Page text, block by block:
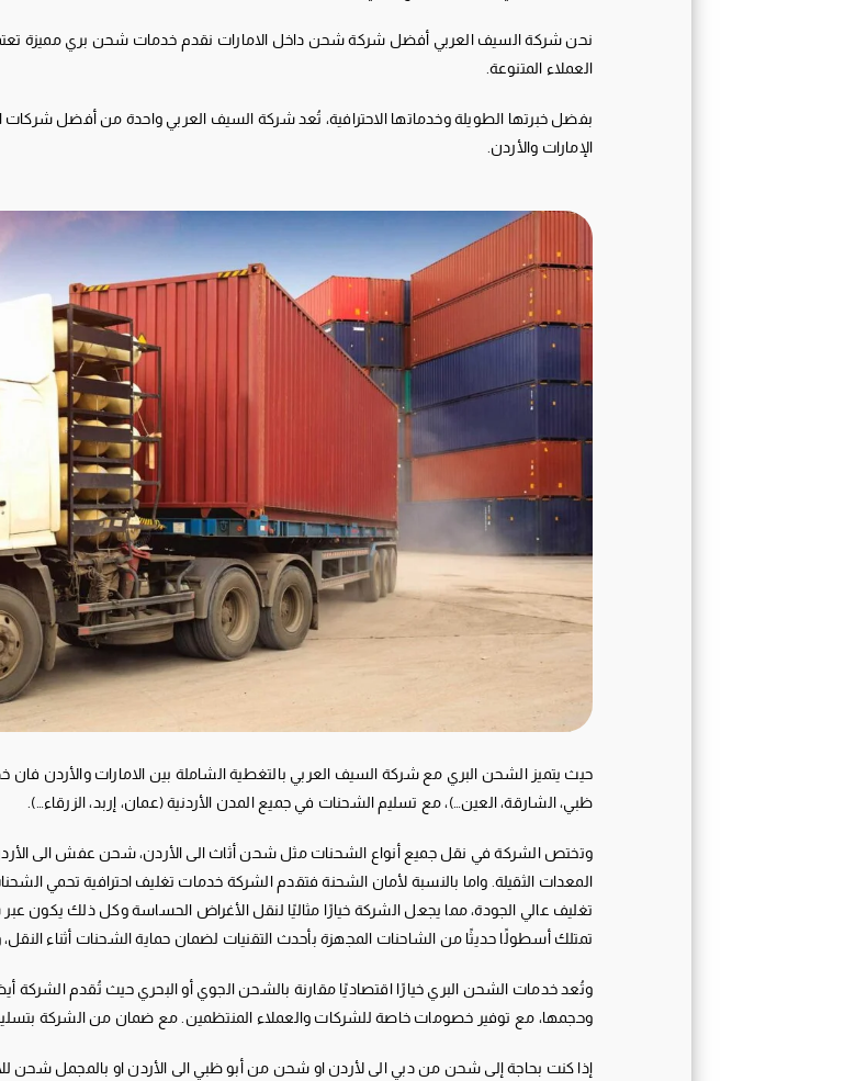
نحن شركة السيف العربي أفضل شركة شحن داخل الامارات نقدم خدمات شحن بري مميزة تعتمد على
العملاء المتنوعة.
بفضل خبرتها الطويلة وخدماتها الاحترافية، تُعد شركة السيف العربي واحدة من أفضل
الإمارات والأردن.
حيث يتميز الشحن البري مع شركة السيف العربي بالتغطية الشاملة بين الامارات والأردن
ظبي، الشارقة، العين…)، مع تسليم الشحنات في جميع المدن الأردنية (عمان، إربد، الزرقاء…).
وتختص الشركة في نقل جميع أنواع الشحنات مثل شحن أثاث الى الأردن، شحن عفش الى الأردن
المعدات الثقيلة. واما بالنسبة لأمان الشحنة فتقدم الشركة خدمات تغليف احترافية تحمي
تغليف عالي الجودة، مما يجعل الشركة خيارًا مثاليًا لنقل الأغراض الحساسة وكل ذلك يكون
تمتلك أسطولًا حديثًا من الشاحنات المجهزة بأحدث التقنيات لضمان حماية الشحنات أثناء
وتُعد خدمات الشحن البري خيارًا اقتصاديًا مقارنة بالشحن الجوي أو البحري حيث تُقدم
وحجمها، مع توفير خصومات خاصة للشركات والعملاء المنتظمين. مع ضمان من الشركة
إذا كنت بحاجة إلى شحن من دبي الى لأردن او شحن من أبو ظبي الى الأردن او بالمجمل شحن